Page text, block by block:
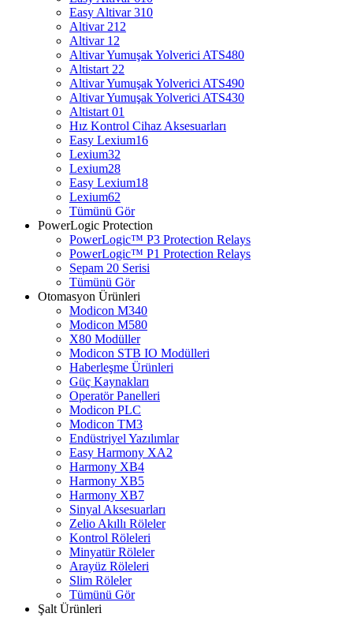
Easy Altivar 310
Altivar 212
Altivar 12
Altivar Yumuşak Yolverici ATS480
Altistart 22
Altivar Yumuşak Yolverici ATS490
Altivar Yumuşak Yolverici ATS430
Altistart 01
Hız Kontrol Cihaz Aksesuarları
Easy Lexium16
Lexium32
Lexium28
Easy Lexium18
Lexium62
Tümünü Gör
PowerLogic Protection
PowerLogic™ P3 Protection Relays
PowerLogic™ P1 Protection Relays​
Sepam 20 Serisi
Tümünü Gör
Otomasyon Ürünleri
Modicon M340
Modicon M580
X80 Modüller
Modicon STB IO Modülleri
Haberleşme Ürünleri
Güç Kaynakları
Operatör Panelleri
Modicon PLC
Modicon TM3
Endüstriyel Yazılımlar
Easy Harmony XA2
Harmony XB4
Harmony XB5
Harmony XB7
Sinyal Aksesuarları
Zelio Akıllı Röleler
Kontrol Röleleri
Minyatür Röleler
Arayüz Röleleri
Slim Röleler
Tümünü Gör
Şalt Ürünleri